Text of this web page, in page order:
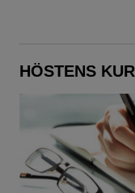
HÖSTENS